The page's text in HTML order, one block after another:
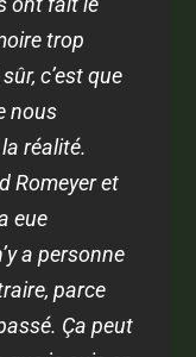
trop
c’est que
nous
réalité.
Romeyer et
eue
a personne
parce
Ça peut